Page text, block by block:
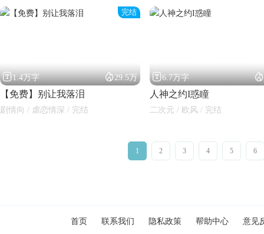
完结
1.4万字 29.5万
【免费】别让我落泪
剧情向 / 虐恋情深 / 完结
6.7万字 
人神之约I惑瞳
二次元 / 欧风 / 完结
1 2 3 4 5 6
首页 联系我们 隐私政策 帮助中心 意见